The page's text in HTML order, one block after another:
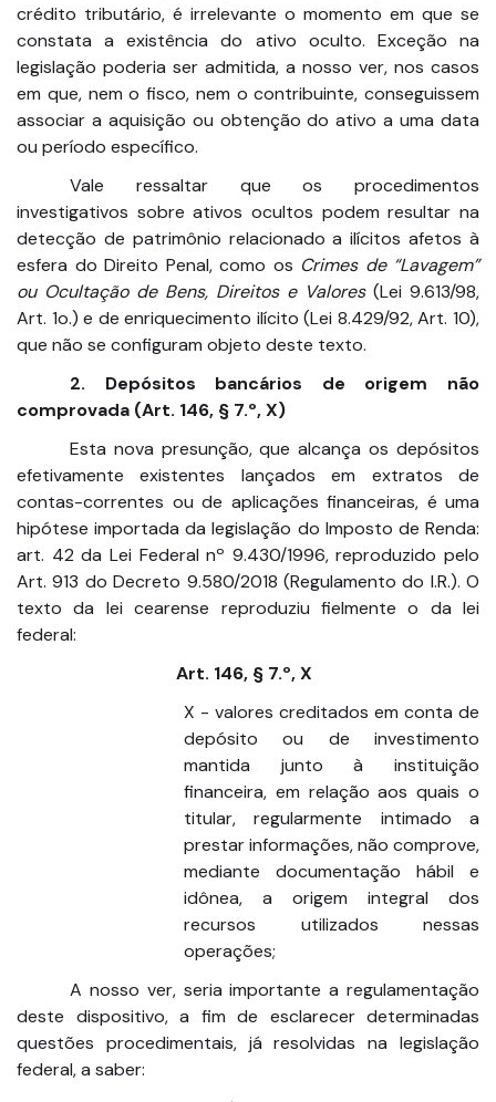
crédito tributário, é irrelevante o momento em que se
constata a existência do ativo oculto. Exceção na
legislação poderia ser admitida, a nosso ver, nos casos
em que, nem o fisco, nem o contribuinte, conseguissem
associar a aquisição ou obtenção do ativo a uma data
ou período específico.
Vale ressaltar que os procedimentos
investigativos sobre ativos ocultos podem resultar na
detecção de patrimônio relacionado a ilícitos afetos à
esfera do Direito Penal, como os Crimes de “Lavagem”
ou Ocultação de Bens, Direitos e Valores (Lei 9.613/98,
Art. 1o.) e de enriquecimento ilícito (Lei 8.429/92, Art. 10),
que não se configuram objeto deste texto.
2. Depósitos bancários de origem não
comprovada (Art. 146, § 7.º, X)
Esta nova presunção, que alcança os depósitos
efetivamente existentes lançados em extratos de
contas-correntes ou de aplicações financeiras, é uma
hipótese importada da legislação do Imposto de Renda:
art. 42 da Lei Federal nº 9.430/1996, reproduzido pelo
Art. 913 do Decreto 9.580/2018 (Regulamento do I.R.). O
texto da lei cearense reproduziu fielmente o da lei
federal:
Art. 146, § 7.º, X
X - valores creditados em conta de
depósito ou de investimento
mantida junto à instituição
financeira, em relação aos quais o
titular, regularmente intimado a
prestar informações, não comprove,
mediante documentação hábil e
idônea, a origem integral dos
recursos utilizados nessas
operações;
A nosso ver, seria importante a regulamentação
deste dispositivo, a fim de esclarecer determinadas
questões procedimentais, já resolvidas na legislação
federal, a saber: